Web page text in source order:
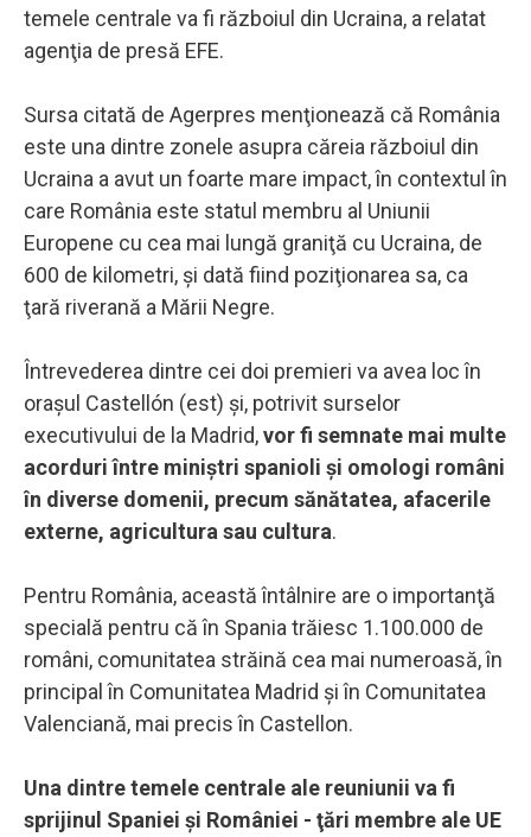
temele centrale va fi războiul din Ucraina, a relatat
agenţia de presă EFE.
Sursa citată de Agerpres menţionează că România
este una dintre zonele asupra căreia războiul din
Ucraina a avut un foarte mare impact, în contextul în
care România este statul membru al Uniunii
Europene cu cea mai lungă graniţă cu Ucraina, de
600 de kilometri, şi dată fiind poziţionarea sa, ca
ţară riverană a Mării Negre.
Întrevederea dintre cei doi premieri va avea loc în
oraşul Castellón (est) şi, potrivit surselor
executivului de la Madrid,vor fi semnate mai multe
acorduri între miniştri spanioli şi omologi români
în diverse domenii, precum sănătatea, afacerile
externe, agricultura sau cultura.
Pentru România, această întâlnire are o importanţă
specială pentru că în Spania trăiesc 1.100.000 de
români, comunitatea străină cea mai numeroasă, în
principal în Comunitatea Madrid şi în Comunitatea
Valenciană, mai precis în Castellon.
Una dintre temele centrale ale reuniunii va fi
sprijinul Spaniei şi României - ţări membre ale UE